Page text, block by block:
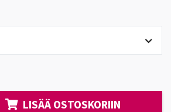
LISÄÄ OSTOSKORIIN